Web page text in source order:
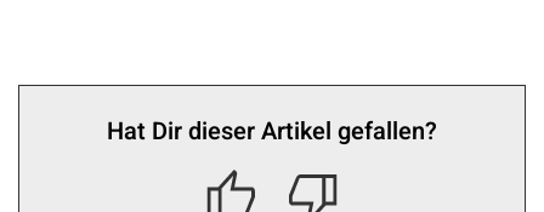
Hat Dir dieser Artikel gefallen?